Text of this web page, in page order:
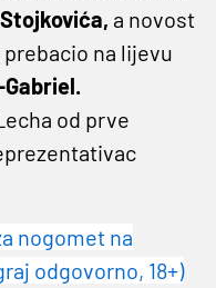
a novost
prebacio na lijevu
od prve
nogomet na
odgovorno, 18+)